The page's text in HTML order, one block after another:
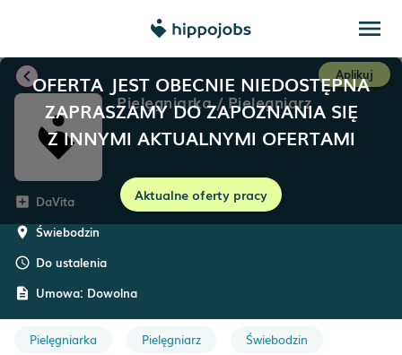
menu
OFERTA JEST OBECNIE NIEDOSTĘPNA
ZAPRASZAMY DO ZAPOZNANIA SIĘ
Z INNYMI AKTUALNYMI OFERTAMI
Aktualne oferty pracy
chevron_left Aplikuj
Pielęgniarka / Pielęgniarz
add_box DaVita
room Świebodzin
schedule Do ustalenia
description Umowa: Dowolna
Pielęgniarka Pielęgniarz Świebodzin